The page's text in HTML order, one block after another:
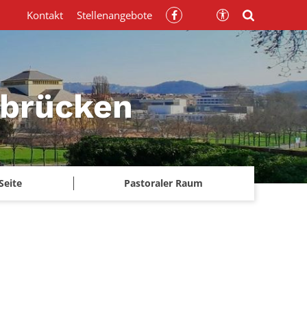
Pastoraler Raum
Kontakt Stellenangebote